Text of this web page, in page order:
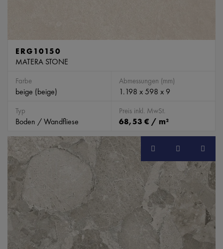
ERG10150
MATERA STONE
Farbe
beige (beige)
Abmessungen (mm)
1.198 x 598 x 9
Typ
Boden / Wandfliese
Preis inkl. MwSt.
68,53 € / m²